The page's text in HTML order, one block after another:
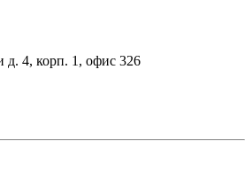
4, корп. 1, офис 326